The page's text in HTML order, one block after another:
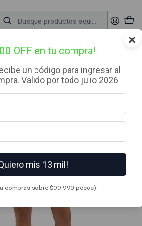
×
OFF en tu compra!
un código para ingresar al
Valido por todo julio 2026
mis 13 mil!
compras sobre $99.990 pesos).
— Entrega en RM el mismo día🔥Compra
y recibe hoy mismo.